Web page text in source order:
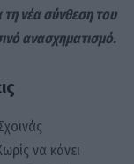
νέα σύνθεση του
ανασχηματισμό.
να κάνει